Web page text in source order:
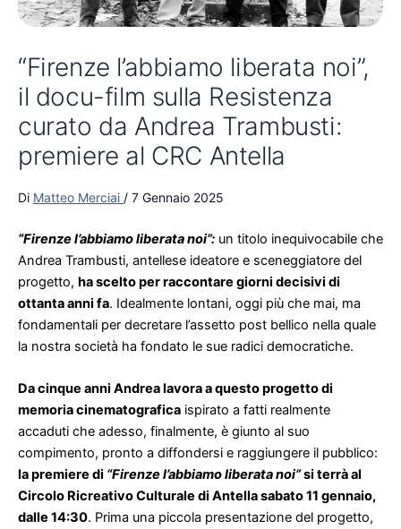
il docu-film sulla Resistenza
premiere al CRC Antella
Matteo Merciai 7 Gennaio 2025
“Firenze l’abbiamo liberata noi”:un titolo inequivocabile che
progetto,ha scelto per raccontare giorni decisivi di
fondamentali per decretare l’assetto post bellico nella quale
la nostra società ha fondato le sue radici democratiche.
Da cinque anni Andrea lavora a questo progetto di
memoria cinematograficaispirato a fatti realmente
accaduti che adesso, finalmente, è giunto al suo
la premiere di“Firenze l’abbiamo liberata noi”si terrà al
Circolo Ricreativo Culturale di Antella sabato 11 gennaio,
dalle 14:30. Prima una piccola presentazione del progetto,
con la partecipazione del cast e delle associazioni che
hanno reso possibile rievocare quegl’anni di Resistenza e
lotta al fascismo, poi luci spente e silenzio in sala, inizia il
film. Non mancheranno le sorprese con ospiti d’eccezione: